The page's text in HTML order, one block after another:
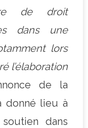
de droit
dans une
lors
l’élaboration
de la
donné lieu à
dans